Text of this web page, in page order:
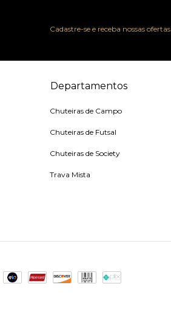
Cadastre-se e receba nossas ofertas.
Departamentos
Chuteiras de Campo
Chuteiras de Futsal
Chuteiras de Society
Trava Mista